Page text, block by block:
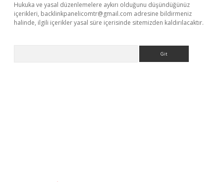
Hukuka ve yasal düzenlemelere aykırı olduğunu düşündüğünüz
içerikleri, backlinkpanelicomtr@gmail.com adresine bildirmeniz
halinde, ilgili içerikler yasal süre içerisinde sitemizden kaldırılacaktır.